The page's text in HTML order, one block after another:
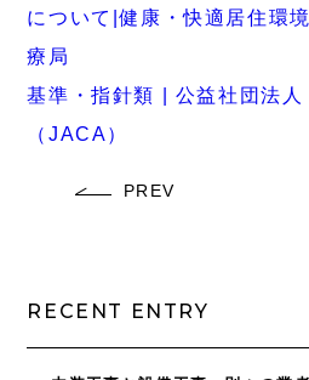
について|健康・快適居住環
療局
基準・指針類 | 公益社団法人
（JACA）
PREV
RECENT ENTRY